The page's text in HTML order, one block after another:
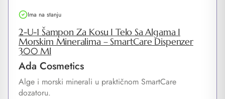
Ima na stanju
2-U-1 Šampon Za Kosu I Telo Sa Algama I
Morskim Mineralima – SmartCare Dispenzer
300 Ml
Ada Cosmetics
Alge i morski minerali u praktičnom SmartCare
dozatoru.